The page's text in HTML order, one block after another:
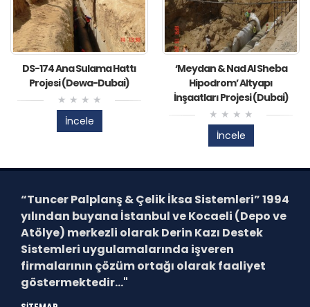
DS-174 Ana Sulama Hattı
Projesi (Dewa-Dubai)
İncele
‘Meydan & Nad Al Sheba
Hipodrom’ Altyapı
İnşaatları Projesi (Dubai)
İncele
“Tuncer Palplanş & Çelik İksa Sistemleri”1994
yılından buyana İstanbul ve Kocaeli (Depo ve
Atölye) merkezli olarak Derin Kazı Destek
Sistemleri uygulamalarında işveren
firmalarının çözüm ortağı olarak faaliyet
göstermektedir..."